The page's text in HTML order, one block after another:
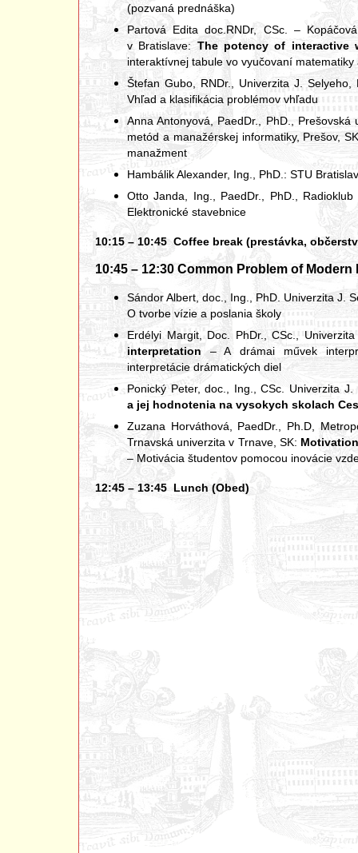
(pozvaná prednáška)
Partová Edita doc.RNDr, CSc. –
v Bratislave: The potency of interactive
interaktívnej tabule vo vyučovaní
Štefan Gubo, RNDr., Univerzita J.
Vhľad a klasifikácia problémov vhľadu
Anna Antonyová, PaedDr., PhD.,
metód a manažérskej informatiky, Prešov,
manažment
Hambálik Alexander, Ing., PhD.: STU
Otto Janda, Ing., PaedDr., PhD.,
Elektronické stavebnice
10:15 – 10:45 Coffee break (prestávka,
10:45 – 12:30 Common Problem of Modern
Sándor Albert, doc., Ing., PhD. Univerzita J.
O tvorbe vízie a poslania školy
Erdélyi Margit, Doc. PhDr., CSc.,
interpretation – A drámai művek
interpretácie drámatických diel
Ponický Peter, doc., Ing., CSc. Univerzita
a jej hodnotenia na vysokych skolach
Zuzana Horváthová, PaedDr., Ph.D,
Trnavská univerzita v Trnave, SK:
– Motivácia študentov pomocou inovácie
12:45 – 13:45 Lunch (Obed)